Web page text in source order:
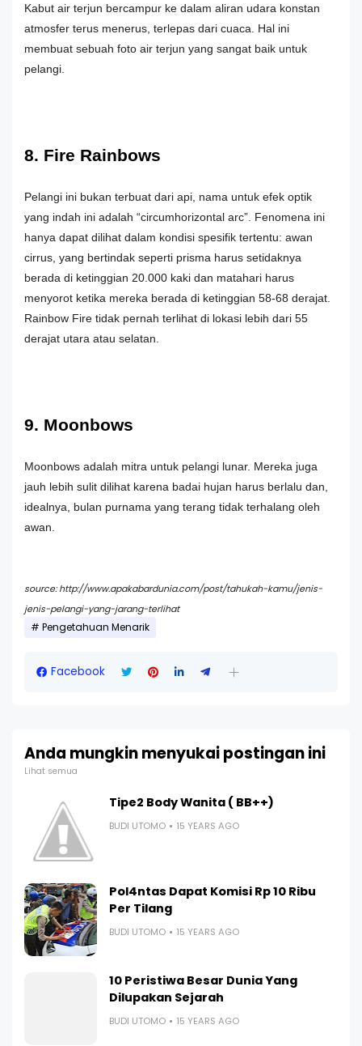
Kabut air terjun bercampur ke dalam aliran udara konstan
atmosfer terus menerus, terlepas dari cuaca. Hal ini
membuat sebuah foto air terjun yang sangat baik untuk
pelangi.
8. Fire Rainbows
Pelangi ini bukan terbuat dari api, nama untuk efek optik
yang indah ini adalah “circumhorizontal arc”. Fenomena ini
hanya dapat dilihat dalam kondisi spesifik tertentu: awan
cirrus, yang bertindak seperti prisma harus setidaknya
berada di ketinggian 20.000 kaki dan matahari harus
menyorot ketika mereka berada di ketinggian 58-68 derajat.
Rainbow Fire tidak pernah terlihat di lokasi lebih dari 55
derajat utara atau selatan.
9. Moonbows
Moonbows adalah mitra untuk pelangi lunar. Mereka juga
jauh lebih sulit dilihat karena badai hujan harus berlalu dan,
idealnya, bulan purnama yang terang tidak terhalang oleh
awan.
source: http://www.apakabardunia.com/post/tahukah-kamu/jenis-
jenis-pelangi-yang-jarang-terlihat
Pengetahuan Menarik
Facebook
Anda mungkin menyukai postingan ini
Lihat semua
Tipe2 Body Wanita ( BB++)
BUDI UTOMO 15 YEARS AGO
Pol4ntas Dapat Komisi Rp 10 Ribu
Per Tilang
BUDI UTOMO 15 YEARS AGO
10 Peristiwa Besar Dunia Yang
Dilupakan Sejarah
BUDI UTOMO 15 YEARS AGO